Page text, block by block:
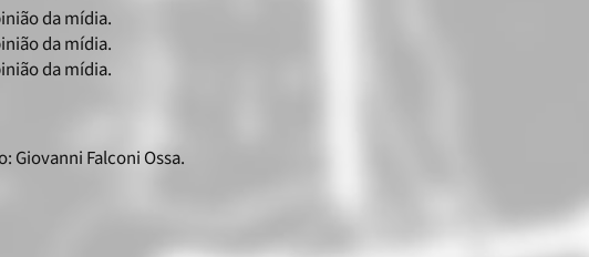
da mídia.
da mídia.
da mídia.
Giovanni Falconi Ossa.